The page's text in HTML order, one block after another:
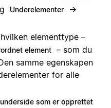
Underelementer →
elementtype –
element – som du
samme egenskapen
for alle
som er opprettet